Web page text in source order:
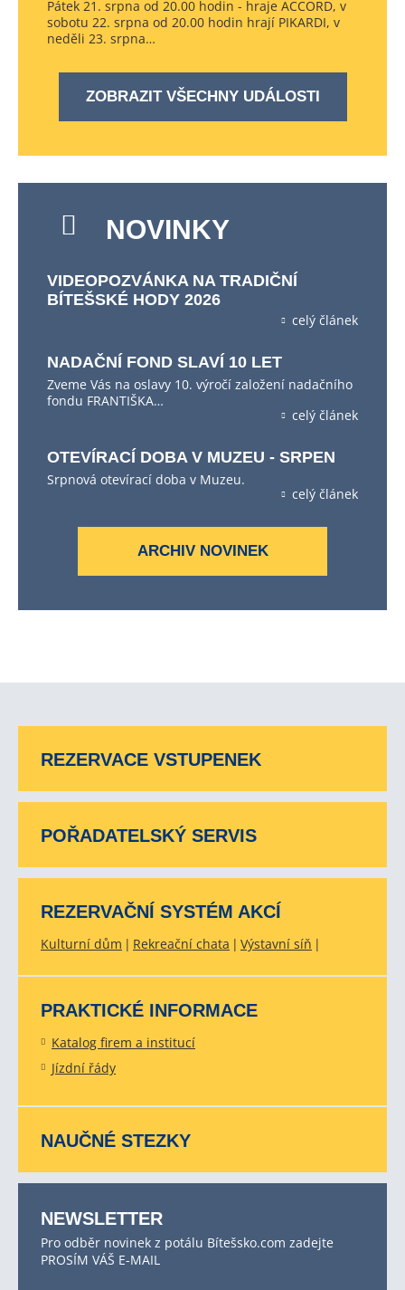
Pátek 21. srpna od 20.00 hodin - hraje ACCORD, v
sobotu 22. srpna od 20.00 hodin hrají PIKARDI, v
neděli 23. srpna…
ZOBRAZIT VŠECHNY UDÁLOSTI
NOVINKY
VIDEOPOZVÁNKA NA TRADIČNÍ
BÍTEŠSKÉ HODY 2026
celý článek
NADAČNÍ FOND SLAVÍ 10 LET
Zveme Vás na oslavy 10. výročí založení nadačního
fondu FRANTIŠKA…
celý článek
OTEVÍRACÍ DOBA V MUZEU - SRPEN
Srpnová otevírací doba v Muzeu.
celý článek
ARCHIV NOVINEK
REZERVACE VSTUPENEK
POŘADATELSKÝ SERVIS
REZERVAČNÍ SYSTÉM AKCÍ
Kulturní dům Rekreační chata Výstavní síň
PRAKTICKÉ INFORMACE
Katalog firem a institucí
Jízdní řády
NAUČNÉ STEZKY
NEWSLETTER
Pro odběr novinek z potálu Bítešsko.com zadejte
PROSÍM VÁŠ E-MAIL